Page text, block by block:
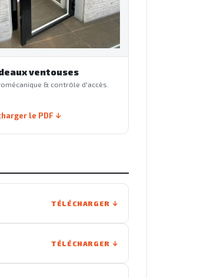
ventouses
& contrôle d'accès.
le PDF
TÉLÉCHARGER
TÉLÉCHARGER